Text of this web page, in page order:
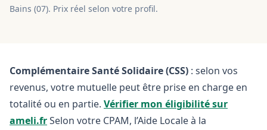
Bains (07). Prix réel selon votre profil.
Complémentaire Santé Solidaire (CSS) : selon vos
revenus, votre mutuelle peut être prise en charge en
totalité ou en partie. Vérifier mon éligibilité sur
ameli.frSelon votre CPAM, l’Aide Locale à la